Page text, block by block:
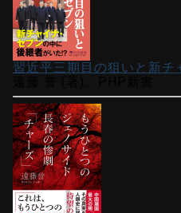
習近平三期目の狙いと新チ